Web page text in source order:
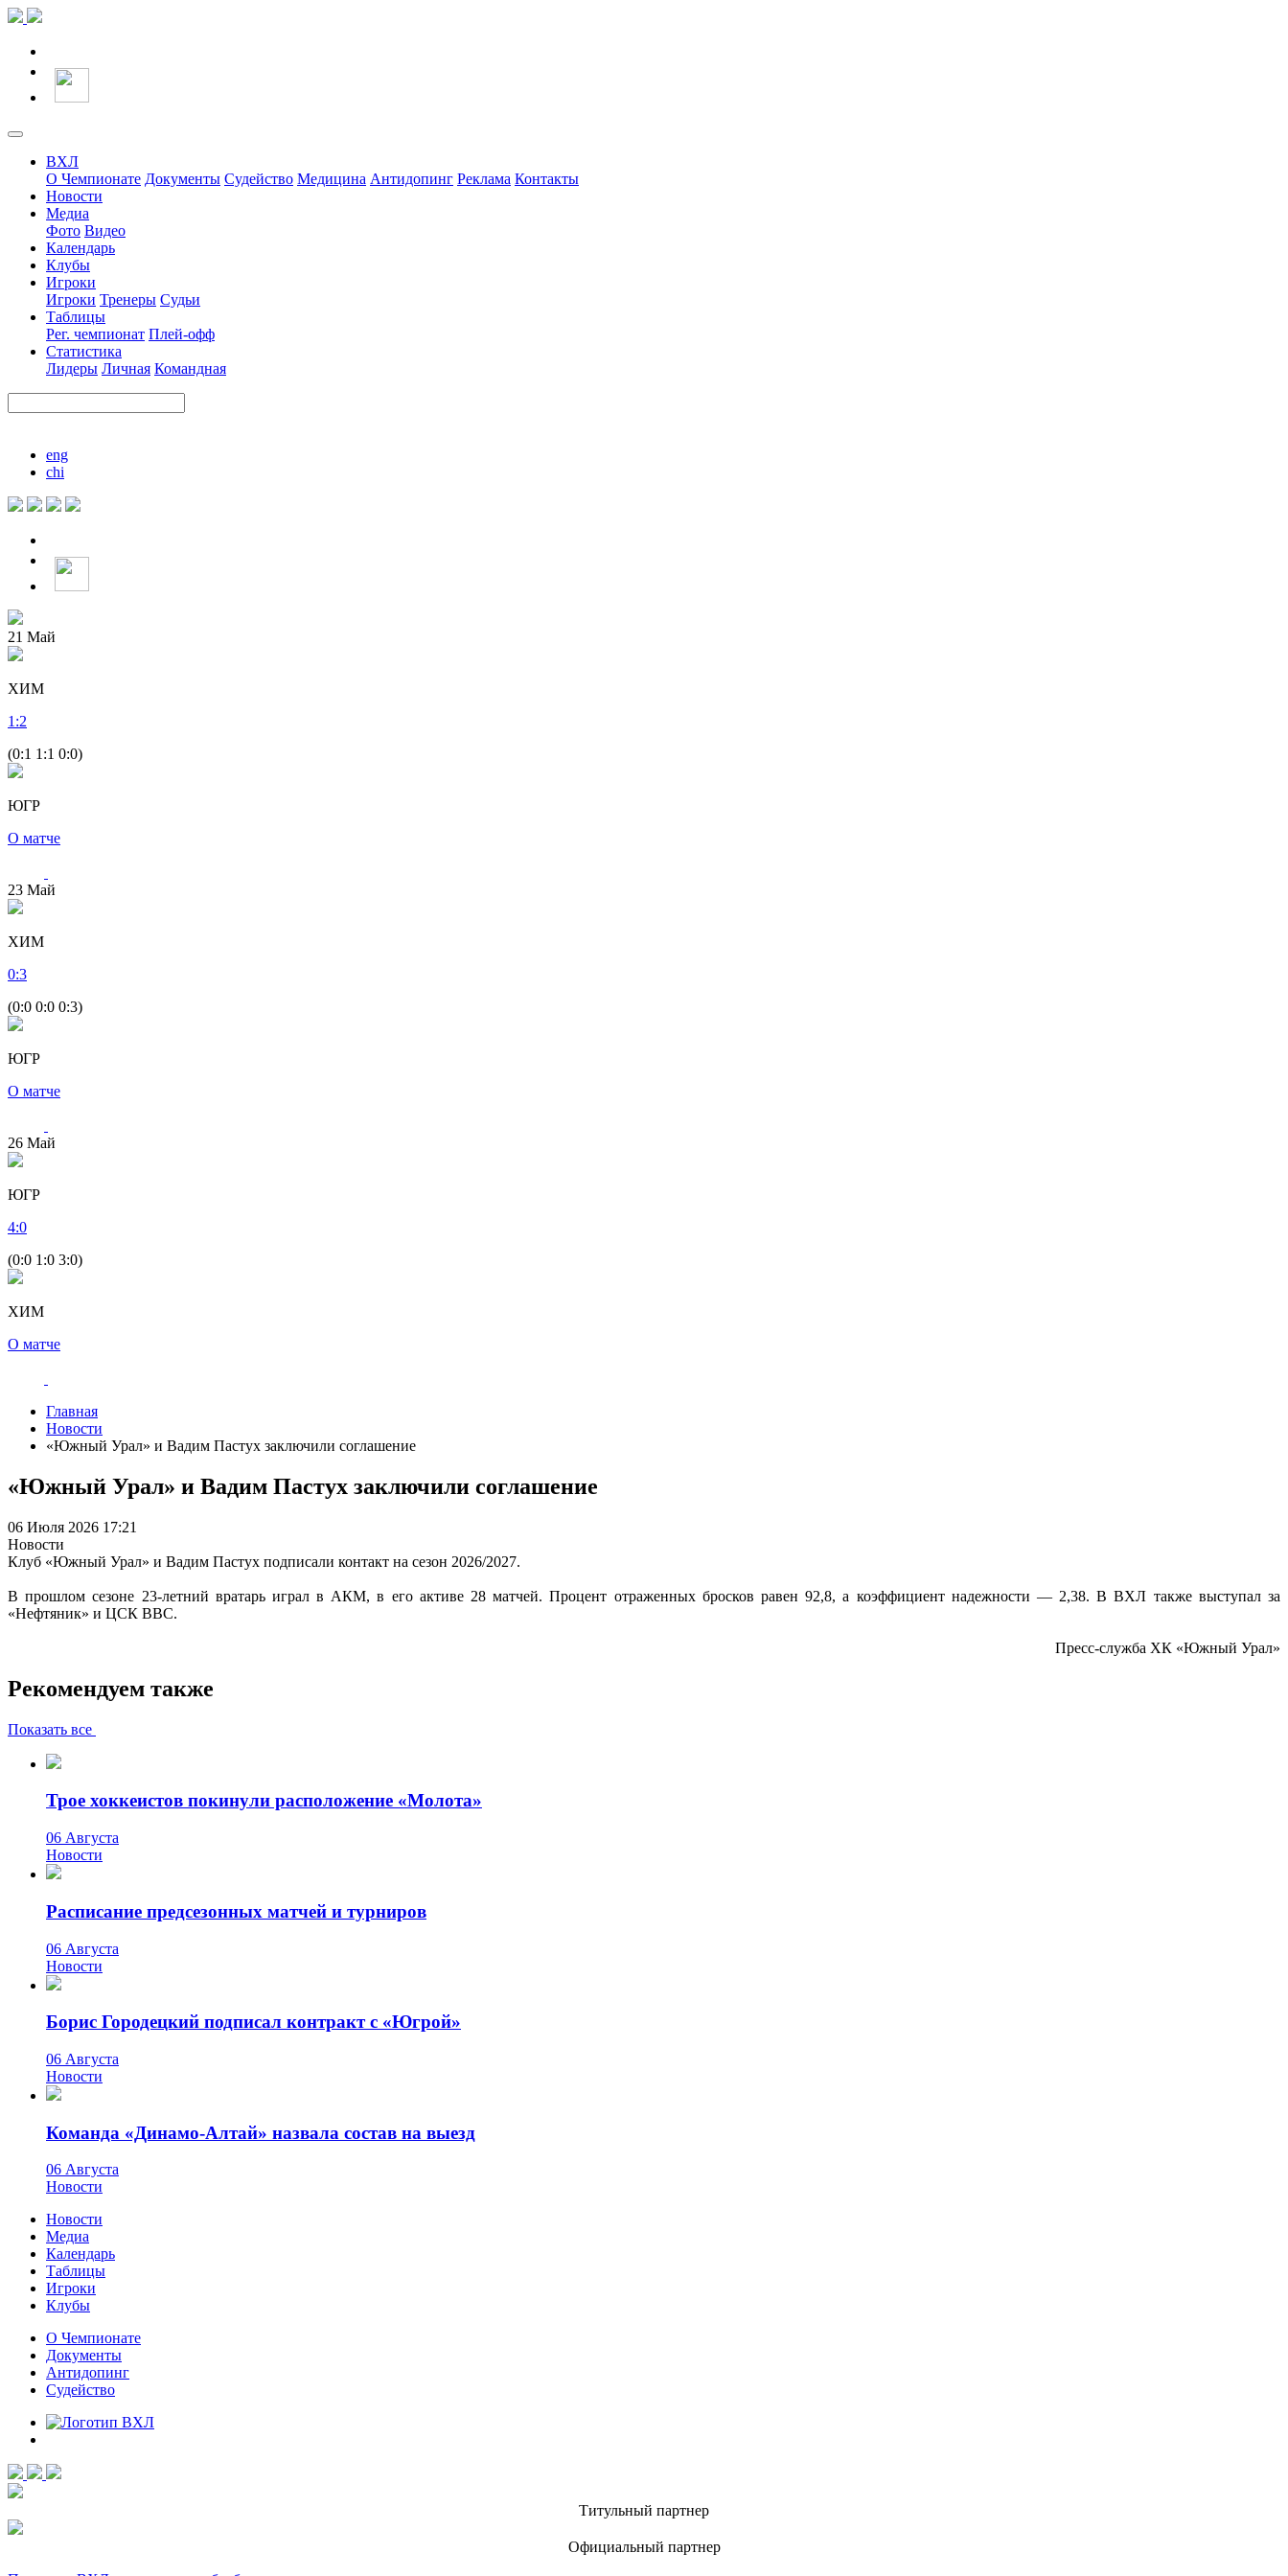
ВХЛ
О Чемпионате Документы Судейство Медицина Антидопинг Реклама Контакты
Новости
Медиа
Фото Видео
Календарь
Клубы
Игроки
Игроки Тренеры Судьи
Таблицы
Рег. чемпионат Плей-офф
Статистика
Лидеры Личная Командная
eng
chi
21 Май
ХИМ
1 :2
(0:1 1:1 0:0)
ЮГР
О матче
23 Май
ХИМ
0:3
(0:0 0:0 0:3)
ЮГР
О матче
26 Май
ЮГР
4:0
(0:0 1:0 3:0)
ХИМ
О матче
Главная
Новости
«Южный Урал» и Вадим Пастух заключили соглашение
«Южный Урал» и Вадим Пастух заключили соглашение
06 Июля 2026 17:21
Новости
Клуб «Южный Урал» и Вадим Пастух подписали контакт на сезон 2026/2027.
В прошлом сезоне 23-летний вратарь играл в АКМ, в его активе 28 матчей. Процент отраженных бросков равен 92,8, а коэффициент надежности — 2,38. В ВХЛ также выступал за
«Нефтяник» и ЦСК ВВС.
Пресс-служба ХК «Южный Урал»
Рекомендуем также
Показать все
Трое хоккеистов покинули расположение «Молота»
06 Августа
Новости
Расписание предсезонных матчей и турниров
06 Августа
Новости
Борис Городецкий подписал контракт с «Югрой»
06 Августа
Новости
Команда «Динамо-Алтай» назвала состав на выезд
06 Августа
Новости
Новости
Медиа
Календарь
Таблицы
Игроки
Клубы
О Чемпионате
Документы
Антидопинг
Судейство
Титульный партнер
Официальный партнер